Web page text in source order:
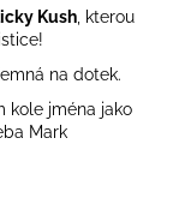
Kush, kterou
na dotek.
kole jména jako
Mark